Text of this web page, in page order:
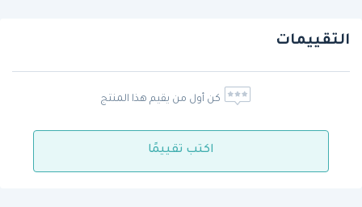
التقييمات
كن أول من يقيم هذا المنتج
اكتب تقييمًا